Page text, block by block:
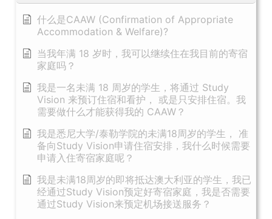
什么是CAAW (Confirmation of Appropriate
Accommodation & Welfare)?
当我年满 18 岁时，我可以继续住在我目前的寄宿
家庭吗？
我是一名未满 18 周岁的学生，将通过 Study
Vision 来预订住宿和看护， 或是只安排住宿。我
需要做什么才能获得我的 CAAW？
我是悉尼大学/泰勒学院的未满18周岁的学生， 准
备向Study Vision申请住宿安排，我什么时候需要
申请入住寄宿家庭呢？
我是未满18周岁的即将抵达澳大利亚的学生，我已
经通过Study Vision预定好寄宿家庭，我是否需要
通过Study Vision来预定机场接送服务？